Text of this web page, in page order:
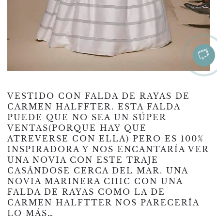
VESTIDO CON FALDA DE RAYAS DE
CARMEN HALFFTER. ESTA FALDA
PUEDE QUE NO SEA UN SÚPER
VENTAS(PORQUE HAY QUE
ATREVERSE CON ELLA) PERO ES 100%
INSPIRADORA Y NOS ENCANTARÍA VER
UNA NOVIA CON ESTE TRAJE
CASÁNDOSE CERCA DEL MAR. UNA
NOVIA MARINERA CHIC CON UNA
FALDA DE RAYAS COMO LA DE
CARMEN HALFTTER NOS PARECERÍA
LO MÁS…